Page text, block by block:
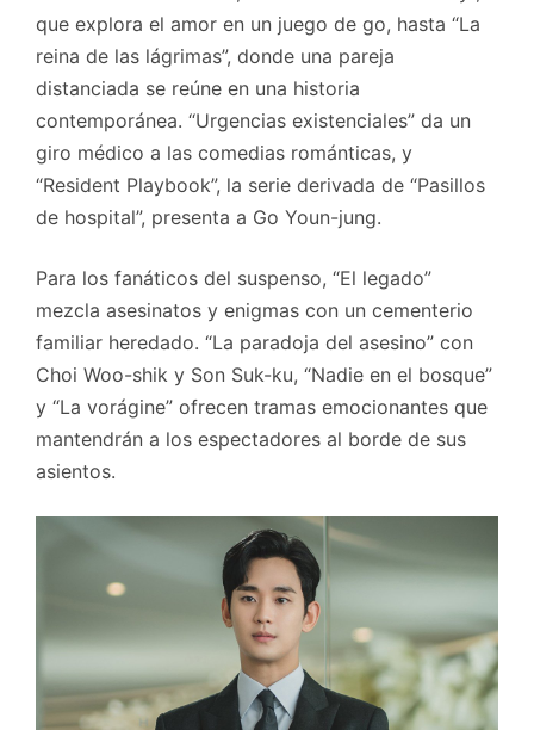
que explora el amor en un juego de go, hasta “La
reina de las lágrimas”, donde una pareja
distanciada se reúne en una historia
contemporánea. “Urgencias existenciales” da un
giro médico a las comedias románticas, y
“Resident Playbook”, la serie derivada de “Pasillos
de hospital”, presenta a Go Youn-jung.
Para los fanáticos del suspenso, “El legado”
mezcla asesinatos y enigmas con un cementerio
familiar heredado. “La paradoja del asesino” con
Choi Woo-shik y Son Suk-ku, “Nadie en el bosque”
y “La vorágine” ofrecen tramas emocionantes que
mantendrán a los espectadores al borde de sus
asientos.